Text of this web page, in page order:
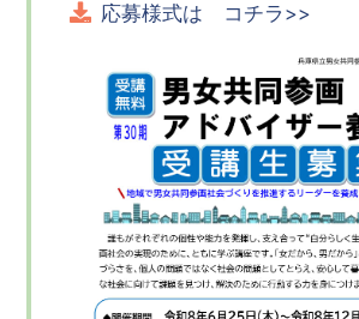
応募様式は コチラ>>